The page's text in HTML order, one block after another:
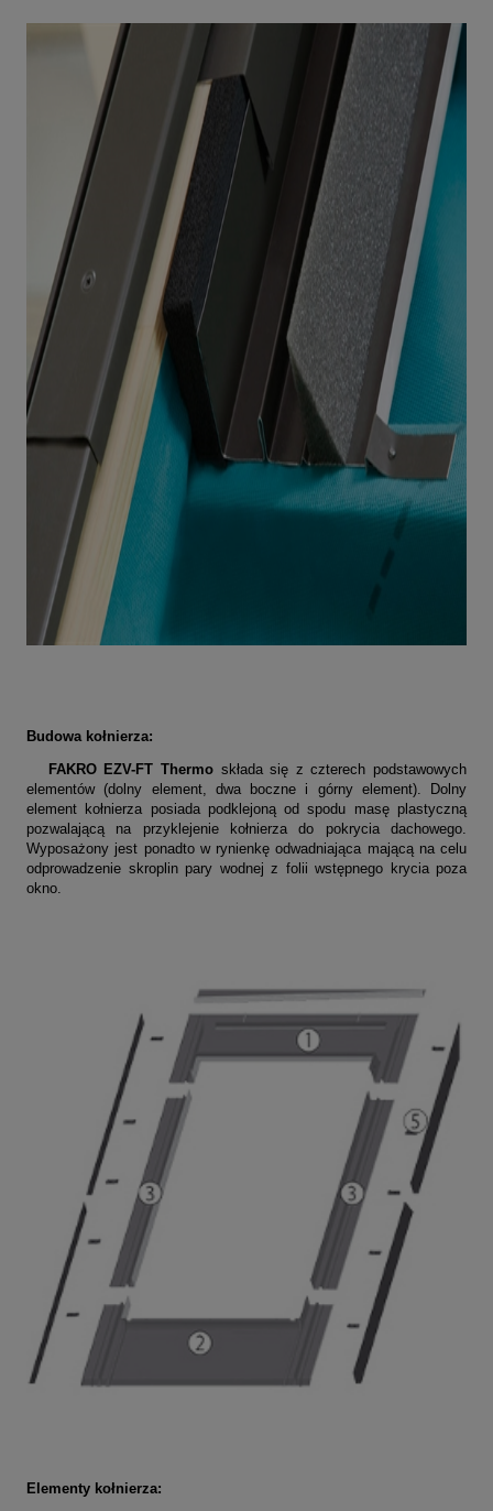
Budowa kołnierza:
FAKRO EZV-FT Thermo składa się z czterech podstawowych
elementów (dolny element, dwa boczne i górny element). Dolny
element kołnierza posiada podklejoną od spodu masę plastyczną
pozwalającą na przyklejenie kołnierza do pokrycia dachowego.
Wyposażony jest ponadto w rynienkę odwadniająca mającą na celu
odprowadzenie skroplin pary wodnej z folii wstępnego krycia poza
okno.
Elementy kołnierza: